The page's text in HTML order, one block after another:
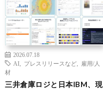
2026.07.18
AI
プレスリリースなど
雇用/人
材
三井倉庫ロジと日本IBM、現